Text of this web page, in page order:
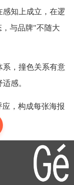
知上成立，在逻
与品牌"不随大
系，撞色关系有意
感。
，构成每张海报